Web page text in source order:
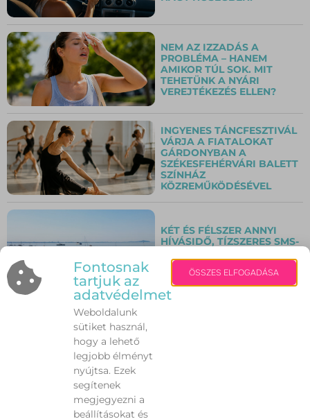
NEM AZ IZZADÁS A
PROBLÉMA – HANEM
AMIKOR TÚL SOK. MIT
TEHETÜNK A NYÁRI
VEREJTÉKEZÉS ELLEN?
INGYENES TÁNCFESZTIVÁL
VÁRJA A FIATALOKAT
GÁRDONYBAN A
SZÉKESFEHÉRVÁRI BALETT
SZÍNHÁZ
KÖZREMŰKÖDÉSÉVEL
KÉT ÉS FÉLSZER ANNYI
HÍVÁSIDŐ, TÍZSZERES SMS-
ÁTÚSZÁS CÉLJÁNÁL
Fontosnak
tartjuk az
adatvédelmet
Weboldalunk
sütiket használ,
hogy a lehető
legjobb élményt
nyújtsa. Ezek
segítenek
megjegyezni a
beállításokat és
ÖSSZES ELFOGADÁSA